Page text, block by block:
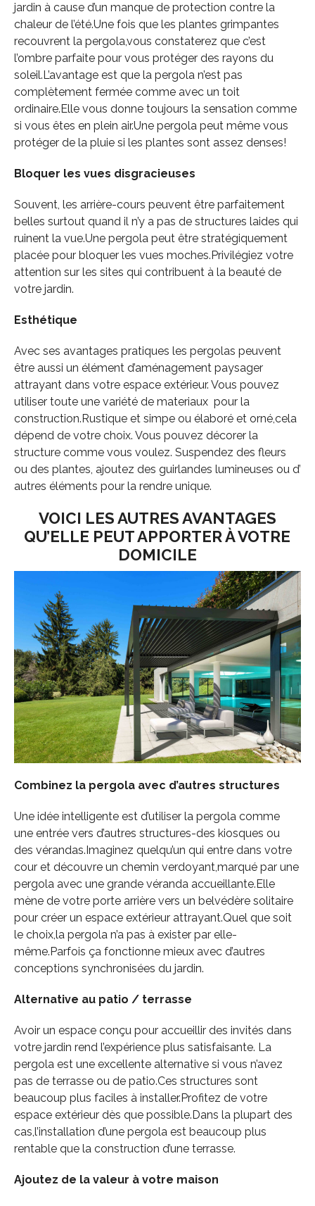
jardin à cause d’un manque de protection contre la
chaleur de l’été.Une fois que les plantes grimpantes
recouvrent la pergola,vous constaterez que c’est
l’ombre parfaite pour vous protéger des rayons du
soleil.L’avantage est que la pergola n’est pas
complètement fermée comme avec un toit
ordinaire.Elle vous donne toujours la sensation comme
si vous êtes en plein air.Une pergola peut même vous
protéger de la pluie si les plantes sont assez denses!
Bloquer les vues disgracieuses
Souvent, les arrière-cours peuvent être parfaitement
belles surtout quand il n’y a pas de structures laides qui
ruinent la vue.Une pergola peut être stratégiquement
placée pour bloquer les vues moches.Privilégiez votre
attention sur les sites qui contribuent à la beauté de
votre jardin.
Esthétique
Avec ses avantages pratiques les pergolas peuvent
être aussi un élément d’aménagement paysager
attrayant dans votre espace extérieur. Vous pouvez
utiliser toute une variété de materiaux pour la
construction.Rustique et simpe ou élaboré et orné,cela
dépend de votre choix. Vous pouvez décorer la
structure comme vous voulez. Suspendez des fleurs
ou des plantes, ajoutez des guirlandes lumineuses ou d’
autres éléments pour la rendre unique.
VOICI LES AUTRES AVANTAGES
QU’ELLE PEUT APPORTER À VOTRE
DOMICILE
Combinez la pergola avec d’autres structures
Une idée intelligente est d’utiliser la pergola comme
une entrée vers d’autres structures-des kiosques ou
des vérandas.Imaginez quelqu’un qui entre dans votre
cour et découvre un chemin verdoyant,marqué par une
pergola avec une grande véranda accueillante.Elle
mène de votre porte arrière vers un belvédère solitaire
pour créer un espace extérieur attrayant.Quel que soit
le choix,la pergola n’a pas à exister par elle-
même.Parfois ça fonctionne mieux avec d’autres
conceptions synchronisées du jardin.
Alternative au patio / terrasse
Avoir un espace conçu pour accueillir des invités dans
votre jardin rend l’expérience plus satisfaisante. La
pergola est une excellente alternative si vous n’avez
pas de terrasse ou de patio.Ces structures sont
beaucoup plus faciles à installer.Profitez de votre
espace extérieur dès que possible.Dans la plupart des
cas,l’installation d’une pergola est beaucoup plus
rentable que la construction d’une terrasse.
Ajoutez de la valeur à votre maison